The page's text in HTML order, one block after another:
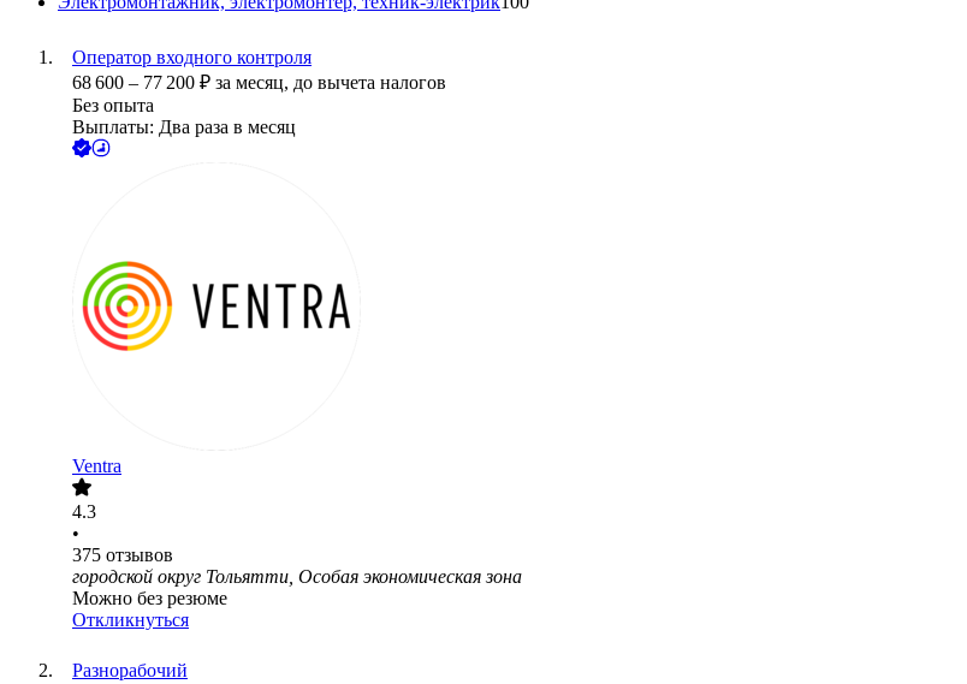
Оператор входного контроля
68 600 – 77 200 ₽ за месяц, до вычета налогов
Без опыта
Выплаты: Два раза в месяц
Ventra
4.3
•
375 отзывов
городской округ Тольятти, Особая экономическая зона
Можно без резюме
Откликнуться
Разнорабочий